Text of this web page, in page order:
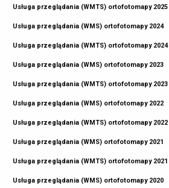
Usługa przeglądania (WMTS) ortofotomapy 2025
Usługa przeglądania (WMS) ortofotomapy 2024
Usługa przeglądania (WMTS) ortofotomapy 2024
Usługa przeglądania (WMS) ortofotomapy 2023
Usługa przeglądania (WMTS) ortofotomapy 2023
Usługa przeglądania (WMS) ortofotomapy 2022
Usługa przeglądania (WMTS) ortofotomapy 2022
Usługa przeglądania (WMS) ortofotomapy 2021
Usługa przeglądania (WMTS) ortofotomapy 2021
Usługa przeglądania (WMS) ortofotomapy 2020